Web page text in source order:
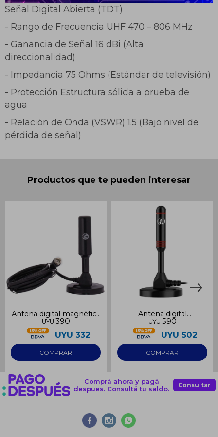
Señal Digital Abierta (TDT)
- Rango de Frecuencia UHF 470 – 806 MHz
- Ganancia de Señal 16 dBi (Alta
direccionalidad)
- Impedancia 75 Ohms (Estándar de televisión)
- Protección Estructura sólida a prueba de
agua
- Relación de Onda (VSWR) 1.5 (Bajo nivel de
pérdida de señal)
Productos que te pueden interesar
Antena digital magnética
Goldtech para interior
UYU 390
UYU 332
Antena digital
sintonizador para Tv
UYU 590
UYU 502
Comprá ahora y pagá
despues. Consultá tu saldo.
Consultar
  